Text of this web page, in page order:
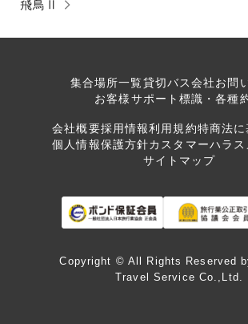
飛鳥Ⅱ
集合場所一覧貸切バス会社お問
お客様サポート 標識・各種
会社概要採用情報利用規約特商法
個人情報保護方針カスタマーハラ
サイトマップ
Copyright © All Rights Reserved
Travel Service Co.,Ltd.